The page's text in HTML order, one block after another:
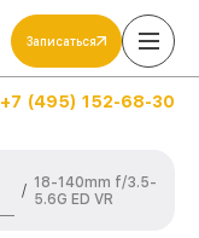
Записаться
+7 (495) 152-68-30
/ 18-140mm f/3.5-
5.6G ED VR